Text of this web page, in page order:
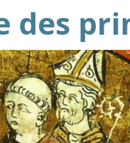
des